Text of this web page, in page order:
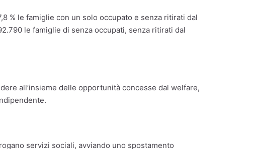
% le famiglie con un solo occupato e senza ritirati dal
le famiglie di senza occupati, senza ritirati dal
all’insieme delle opportunità concesse dal welfare,
servizi sociali, avviando uno spostamento